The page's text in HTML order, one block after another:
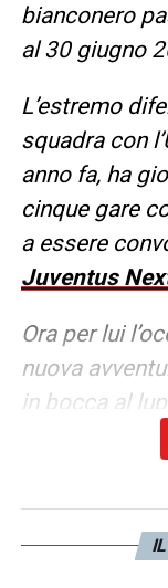
bianconero
al 30 giugno
L’estremo
squadra con
anno fa, ha
cinque gare
a essere
Juventus
Ora per lui
nuova
in bocca al